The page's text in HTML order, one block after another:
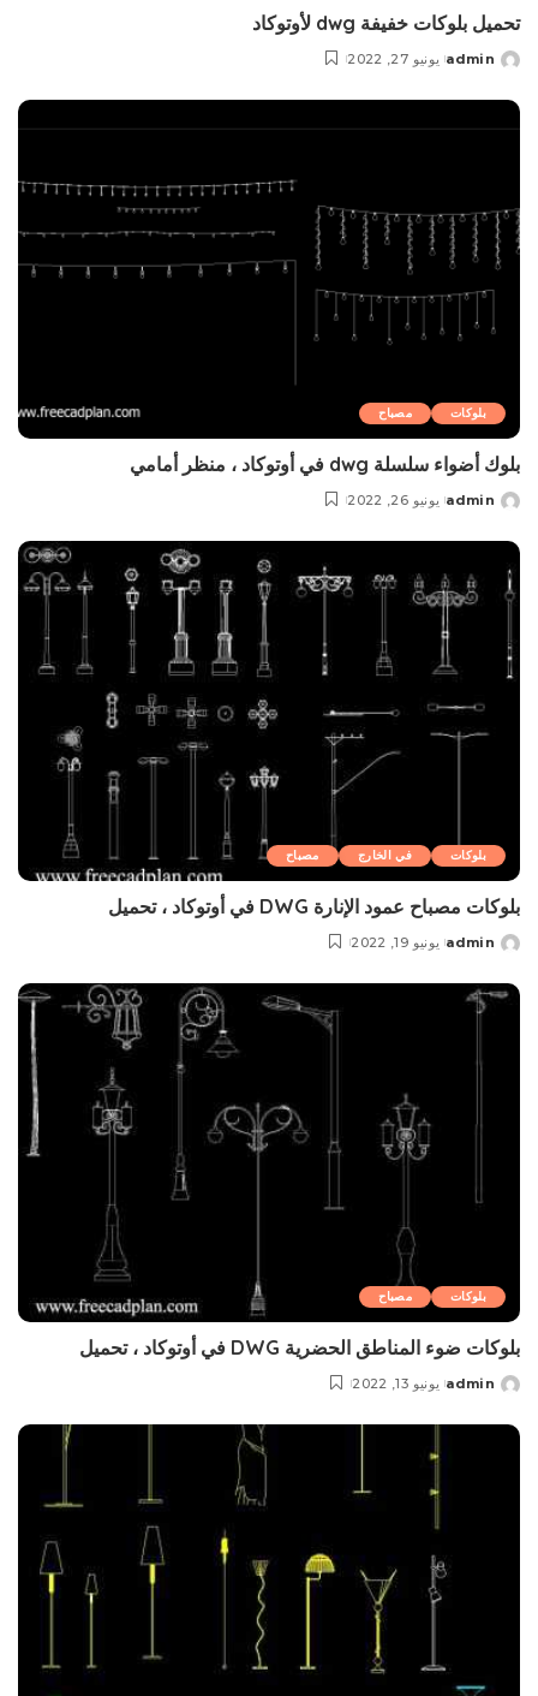
تحمیل بلوکات خفيفة dwg لأوتوكاد
Posted
admin يونيو 27, 2022
بلوکات مصباح
بلوك أضواء سلسلة dwg في أوتوكاد ، منظر أمامي
Posted
admin يونيو 26, 2022
بلوکات في الخارج مصباح
بلوکات مصباح عمود الإنارة DWG في أوتوكاد ، تحميل
Posted
admin يونيو 19, 2022
بلوکات مصباح
بلوکات ضوء المناطق الحضرية DWG في أوتوكاد ، تحميل
Posted
admin يونيو 13, 2022